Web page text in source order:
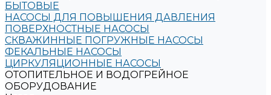
БЫТОВЫЕ
НАСОСЫ ДЛЯ ПОВЫШЕНИЯ ДАВЛЕНИЯ
ПОВЕРХНОСТНЫЕ НАСОСЫ
СКВАЖИННЫЕ ПОГРУЖНЫЕ НАСОСЫ
ФЕКАЛЬНЫЕ НАСОСЫ
ЦИРКУЛЯЦИОННЫЕ НАСОСЫ
ОТОПИТЕЛЬНОЕ И ВОДОГРЕЙНОЕ
ОБОРУДОВАНИЕ